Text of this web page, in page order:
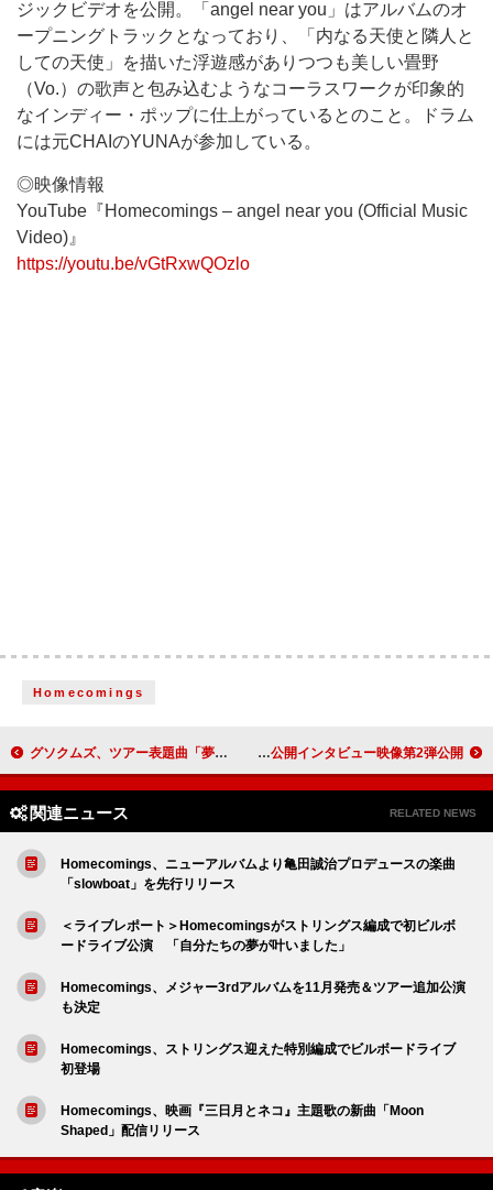
ジックビデオを公開。「angel near you」はアルバムのオ
ープニングトラックとなっており、「内なる天使と隣人と
しての天使」を描いた浮遊感がありつつも美しい畳野
（Vo.）の歌声と包み込むようなコーラスワークが印象的
なインディー・ポップに仕上がっているとのこと。ドラム
には元CHAIのYUNAが参加している。
◎映像情報
YouTube『Homecomings – angel near you (Official Music
Video)』
https://youtu.be/vGtRxwQOzlo
Homecomings
グソクムズ、ツアー表題曲「夢に飛びのって」配信リリース RM（BTS）、ドキュメンタリー映画『RM: Right People, Wrong Place』未公開インタビュー映像第2弾公開
関連ニュース RELATED NEWS
Homecomings、ニューアルバムより亀田誠治プロデュースの楽曲
「slowboat」を先行リリース
＜ライブレポート＞Homecomingsがストリングス編成で初ビルボ
ードライブ公演 「自分たちの夢が叶いました」
Homecomings、メジャー3rdアルバムを11月発売＆ツアー追加公演
も決定
Homecomings、ストリングス迎えた特別編成でビルボードライブ
初登場
Homecomings、映画『三日月とネコ』主題歌の新曲「Moon
Shaped」配信リリース